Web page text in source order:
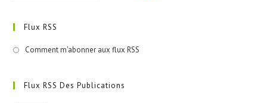
Flux RSS
Comment m'abonner aux flux RSS
Flux RSS Des Publications